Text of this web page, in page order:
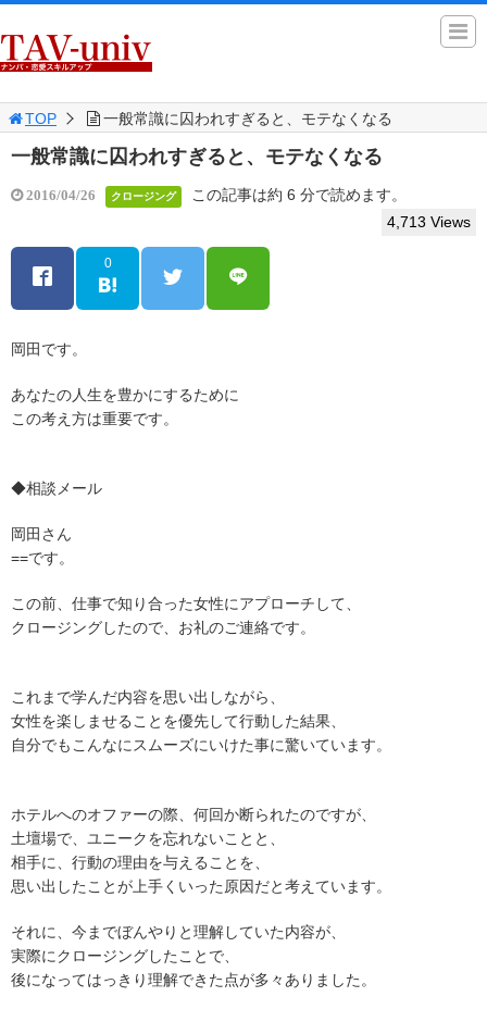
TOP 一般常識に囚われすぎると、モテなくなる
一般常識に囚われすぎると、モテなくなる
2016/04/26 クロージング
この記事は約 6 分で読めます。
4,713 Views
0
岡田です。
あなたの人生を豊かにするために
この考え方は重要です。
◆相談メール
岡田さん
==です。
この前、仕事で知り合った女性にアプローチして、
クロージングしたので、お礼のご連絡です。
これまで学んだ内容を思い出しながら、
女性を楽しませることを優先して行動した結果、
自分でもこんなにスムーズにいけた事に驚いています。
ホテルへのオファーの際、何回か断られたのですが、
土壇場で、ユニークを忘れないことと、
相手に、行動の理由を与えることを、
思い出したことが上手くいった原因だと考えています。
それに、今までぼんやりと理解していた内容が、
実際にクロージングしたことで、
後になってはっきり理解できた点が多々ありました。